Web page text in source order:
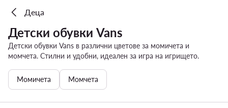
Деца
Детски обувки Vans
Детски обувки Vans в различни цветове за момичета и
момчета. Стилни и удобни, идеален за игра на игрището.
Момичета Момчета